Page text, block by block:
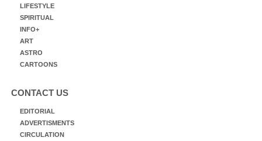
LIFESTYLE
SPIRITUAL
INFO+
ART
ASTRO
CARTOONS
CONTACT US
EDITORIAL
ADVERTISMENTS
CIRCULATION